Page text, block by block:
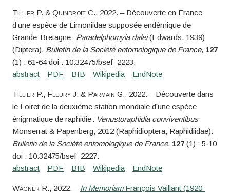
Tillier P. & QuindroitC., 2022. – Découverte en France
d’une espèce de Limoniidae supposée endémique de
Grande-Bretagne : Paradelphomyia dalei(Edwards, 1939)
(Diptera). Bulletin de la Société entomologique de France, 127
(1) : 61‑64 doi : 10.32475/bsef_2223.
Tillier P., FleuryJ. & Parmain G., 2022. – Découverte dans
le Loiret de la deuxième station mondiale d’une espèce
énigmatique de raphidie : Venustoraphidia conviventibus
Monserrat & Papenberg, 2012 (Raphidioptera, Raphidiidae).
Bulletin de la Société entomologique de France, 127(1) : 5‑10
doi : 10.32475/bsef_2227.
Wagner R., 2022. – In MemoriamFrançois Vaillant (1920-